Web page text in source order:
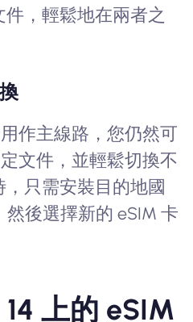
，輕鬆地在兩者之
作主線路，您仍然可
文件，並輕鬆切換不
只需安裝目的地國
後選擇新的 eSIM 卡
上的 eSIM